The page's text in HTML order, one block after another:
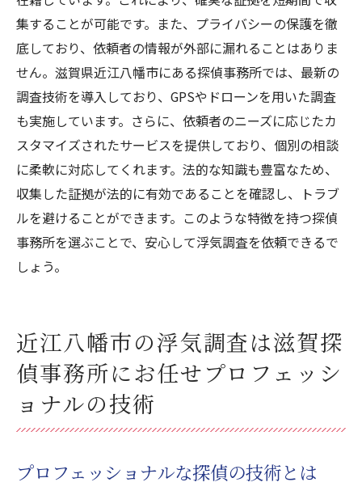
集することが可能です。また、プライバシーの保護を徹
底しており、依頼者の情報が外部に漏れることはありま
せん。滋賀県近江八幡市にある探偵事務所では、最新の
調査技術を導入しており、GPSやドローンを用いた調査
も実施しています。さらに、依頼者のニーズに応じたカ
スタマイズされたサービスを提供しており、個別の相談
に柔軟に対応してくれます。法的な知識も豊富なため、
収集した証拠が法的に有効であることを確認し、トラブ
ルを避けることができます。このような特徴を持つ探偵
事務所を選ぶことで、安心して浮気調査を依頼できるで
しょう。
近江八幡市の浮気調査は滋賀探
偵事務所にお任せプロフェッシ
ョナルの技術
プロフェッショナルな探偵の技術とは